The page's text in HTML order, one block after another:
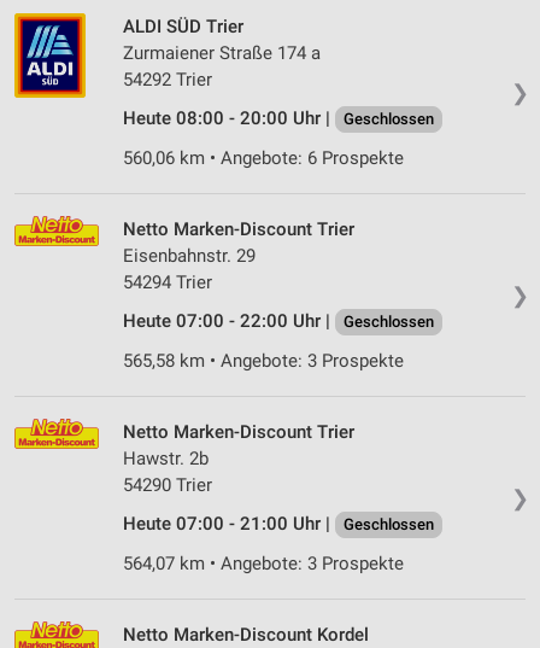
❯
ALDI SÜD Trier
Zurmaiener Straße 174 a
54292 Trier
Heute 08:00 - 20:00 Uhr |
Geschlossen
560,06 km • Angebote: 6 Prospekte
❯
Netto Marken-Discount Trier
Eisenbahnstr. 29
54294 Trier
Heute 07:00 - 22:00 Uhr |
Geschlossen
565,58 km • Angebote: 3 Prospekte
❯
Netto Marken-Discount Trier
Hawstr. 2b
54290 Trier
Heute 07:00 - 21:00 Uhr |
Geschlossen
564,07 km • Angebote: 3 Prospekte
Netto Marken-Discount Kordel